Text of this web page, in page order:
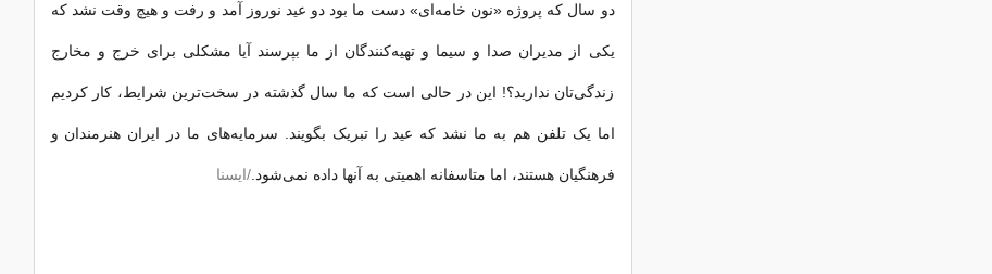
دو سال که پروژه «نون خامه‌ای» دست ما بود دو عید نوروز آمد و رفت و هیچ وقت نشد که
یکی از مدیران صدا و سیما و تهیه‌کنندگان از ما بپرسند آیا مشکلی برای خرج و مخارج
زندگی‌تان ندارید؟! این در حالی است که ما سال گذشته در سخت‌ترین شرایط، کار کردیم
اما یک تلفن هم به ما نشد که عید را تبریک بگویند. سرمایه‌های ما در ایران هنرمندان و
فرهنگیان هستند، اما متاسفانه اهمیتی به آنها داده نمی‌شود./ایسنا